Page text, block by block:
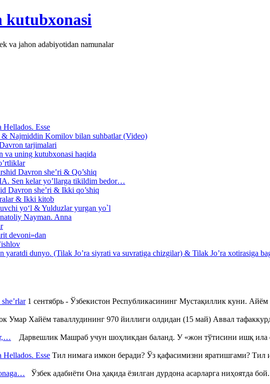
va jahon adabiyotidan namunalar
Esse
Najmiddin Komilov bilan suhbatlar (Video)
tarjimalari
uning kutubxonasi haqida
Davron she’ri & Qo’shiq
Sen kelar yo’llarga tikildim bedor…
Davron she’ri & Ikki qo’shiq
& Ikki kitob
yo‘l & Yulduzlar yurgan yo`l
Nayman. Anna
devoni»dan
yaratdi dunyo. (Tilak Jo’ra siyrati va suvratiga chizgilar) & Tilak Jo’ra xotirasiga
1 сентябрь - Ўзбекистон Республикасининг Мустақиллик куни.
Умар Хайём таваллудининг 970 йиллиги олдидан (15 май) Аввал
Дарвешлик Машраб учун шоҳликдан баланд. У «жон тўтисини ишқ ила
Esse Тил нимага имкон беради? Ўз қафасимизни яратишгами?
Ўзбек адабиёти Она ҳақида ёзилган дурдона асарларга ниҳоятда